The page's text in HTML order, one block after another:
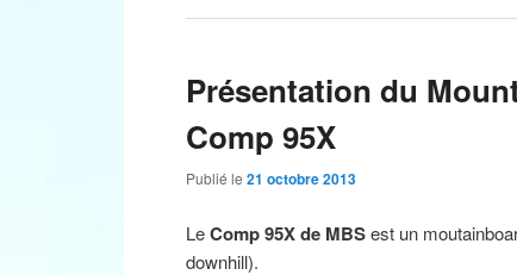
Présentation du
Comp 95X
Publié le21 octobre 2013
LeComp 95X de MBSest un
downhill).